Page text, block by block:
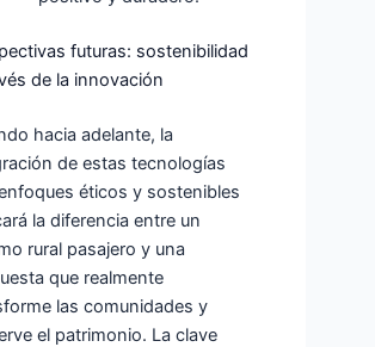
futuras: sostenibilidad
de la innovación
hacia adelante, la
de estas tecnologías
éticos y sostenibles
la diferencia entre un
rural pasajero y una
que realmente
las comunidades y
el patrimonio. La clave